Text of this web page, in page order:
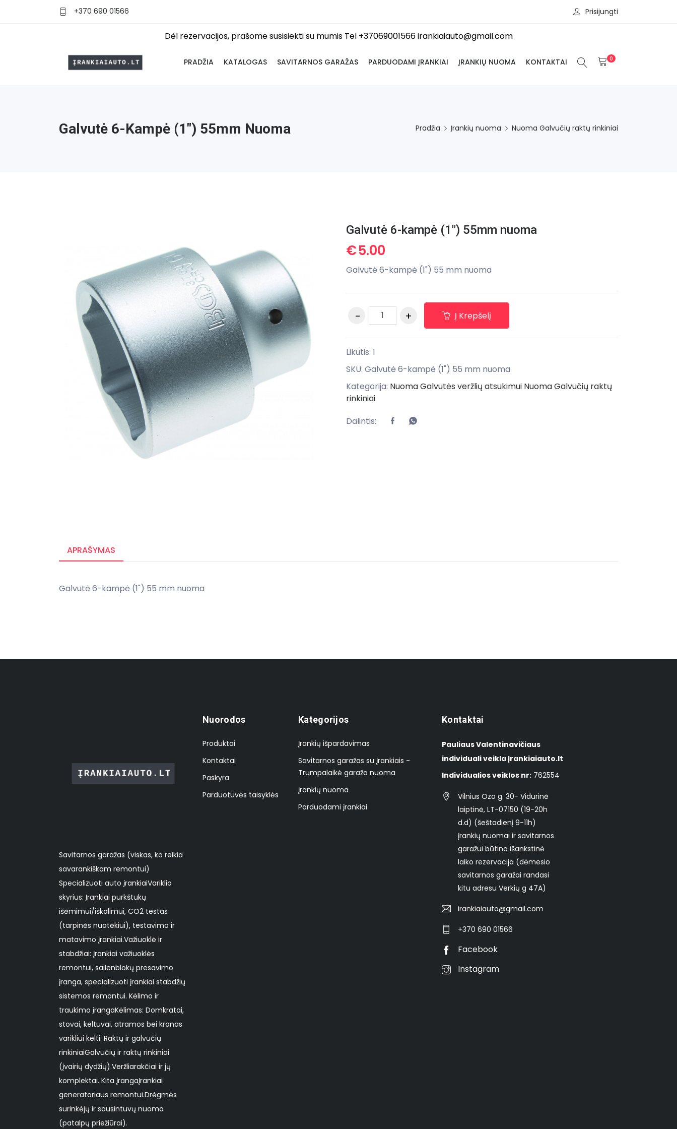
+370 690 01566 Prisijungti
Dėl rezervacijos, prašome susisiekti su mumis Tel +37069001566 irankiaiauto@gmail.com
PRADŽIA KATALOGAS SAVITARNOS GARAŽAS PARDUODAMI ĮRANKIAI ĮRANKIŲ NUOMA KONTAKTAI 0
Galvutė 6-Kampė (1") 55mm Nuoma Pradžia Įrankių nuoma Nuoma Galvučių raktų rinkiniai
Galvutė 6-kampė (1") 55mm nuoma
€5.00
Galvutė 6-kampė (1") 55 mm nuoma
Į Krepšelį
Likutis: 1
SKU: Galvutė 6-kampė (1") 55 mm nuoma
Kategorija: Nuoma Galvutės veržlių atsukimui Nuoma Galvučių raktų
rinkiniai
Dalintis:
APRAŠYMAS
Galvutė 6-kampė (1") 55 mm nuoma
Savitarnos garažas (viskas, ko reikia
savarankiškam remontui)
Specializuoti auto įrankiai ​Variklio
skyrius: Įrankiai purkštukų
išėmimui/iškalimui, CO2 testas
(tarpinės nuotėkiui), testavimo ir
matavimo įrankiai. ​Važiuoklė ir
stabdžiai: Įrankiai važiuoklės
remontui, sailenblokų presavimo
įranga, specializuoti įrankiai stabdžių
sistemos remontui. Kėlimo ir
traukimo įranga ​Kėlimas: Domkratai,
stovai, keltuvai, atramos bei kranas
varikliui kelti. Raktų ir galvučių
rinkiniai ​Galvučių ir raktų rinkiniai
(įvairių dydžių). ​Veržliarakčiai ir jų
komplektai. Kita įranga ​Įrankiai
generatoriaus remontui. ​Drėgmės
surinkėjų ir sausintuvų nuoma
(patalpų priežiūrai).
Nuorodos
Produktai
Kontaktai
Paskyra
Parduotuvės taisyklės
Kategorijos
Įrankių išpardavimas
Savitarnos garažas su įrankiais -
Trumpalaikė garažo nuoma
Įrankių nuoma
Parduodami įrankiai
Kontaktai
Pauliaus Valentinavičiaus
individuali veikla Įrankiaiauto.lt
Individualios veiklos nr: 762554
Vilnius Ozo g. 30- Vidurinė
laiptinė, LT-07150 (19-20h
d.d) (šeštadienį 9-11h)
įrankių nuomai ir savitarnos
garažui būtina išankstinė
laiko rezervacija (dėmesio
savitarnos garažai randasi
kitu adresu Verkių g 47A)
irankiaiauto@gmail.com
+370 690 01566
Facebook
Instagram